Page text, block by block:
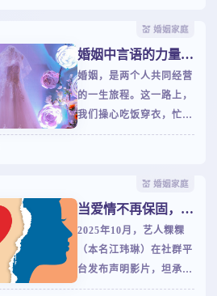
林真儿在真爱世界，婚姻私塾，家长学堂
等您一起学做父母；咱不说別的，只说真
的！
💒 婚姻家庭
婚姻中言语的力量：
好话越说，感情越好
婚姻，是两个人共同经营
的一生旅程。这一路上，
我们操心吃饭穿衣，忙活
工作挣钱，管孩子学习，
“一句话说得合宜，就如
金苹果在银网子里。”婚
姻里，一句话能伤人，也
能暖人。要是想把日子过
好，那学会用言语肯定对
💒 婚姻家庭
当爱情不再保固，我
们要的是情还是爱？
2025年10月，艺人粿粿
（本名江玮琳）在社群平
台发布声明影片，坦承婚
内「逾矩」以及与「前